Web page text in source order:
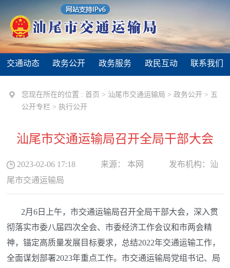
交通动态 政务公开 政务服务 政民互动 联系我们
您现在所在的位置 : 首页 > 汕尾市交通运输局 >政务公开 > 五
公开专栏 >执行公开
汕尾市交通运输局召开全局干部大会
2023-02-06 17:18 来源： 本网 发布机构： 汕
尾市交通运输局
2月6日上午，市交通运输局召开全局干部大会，深入贯
彻落实市委八届四次全会、市委经济工作会议和市两会精
神，锚定高质量发展目标要求，总结2022年交通运输工作，
全面谋划部署2023年重点工作。市交通运输局党组书记、局